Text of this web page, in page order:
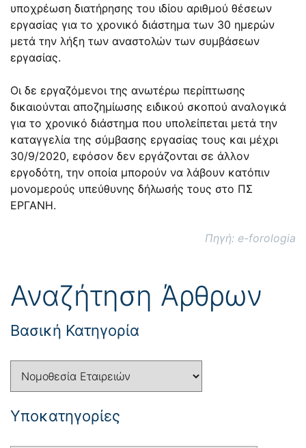
υποχρέωση διατήρησης του ιδίου αριθμού θέσεων
εργασίας για το χρονικό διάστημα των 30 ημερών
μετά την λήξη των αναστολών των συμβάσεων
εργασίας.
Οι δε εργαζόμενοι της ανωτέρω περίπτωσης
δικαιούνται αποζημίωσης ειδικού σκοπού αναλογικά
για το χρονικό διάστημα που υπολείπεται μετά την
καταγγελία της σύμβασης εργασίας τους και μέχρι
30/9/2020, εφόσον δεν εργάζονται σε άλλον
εργοδότη, την οποία μπορούν να λάβουν κατόπιν
μονομερούς υπεύθυνης δήλωσής τους στο ΠΣ
ΕΡΓΑΝΗ.
Πηγή: e-forologia
Αναζήτηση Άρθρων
Βασική Κατηγορία
Yποκατηγορίες